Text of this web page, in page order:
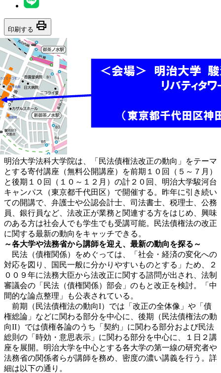
印刷する print
明治大学法科大学院は、「民法債権法改正の動向」をテーマ
とする寄付講座（無料公開講座）を前期１０回（５～７月）
と後期１０回（１０～１２月）の計２０回、明治大学駿河台
キャンパス（東京都千代田区）で開催する。昨年に引き続い
ての開講で、弁護士や公認会計士、司法書士、税理士、公務
員、銀行員など、法改正が業務と関連する方をはじめ、興味
のある方は社会人でも学生でも受講可能。民法債権法の改正
に関する最新の動向をキャッチできる。
～各大学や法務省から講師を迎え、最新の動向を探る～
民法（債権関係）をめぐっては、「社会・経済の変化への
対応を図り、国民一般に分かりやすいものとする」ため、２
００９年に法務大臣から法改正に関する諮問が出され、法制
審議会の「民法（債権関係）部会」のもと改正を検討。「中
間的な論点整理」も公表されている。
前期（民法債権法の動向I）では「改正の全体像」や「債
権総論」などに関わる部分を中心に、後期（民法債権法の動
向II）では債権各論のうち「契約」に関わる部分および民法
総則の「時効・意思表示」に関わる部分を中心に、１日２講
座を展開。明治大学を中心とする各大学の第一線の研究者や
法務省の関係者らが講師を務め、密度の濃い講義を行う。詳
細は以下の通り。